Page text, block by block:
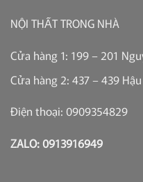
NỘI THẤT TRONG NHÀ
Cửa hàng 1: 199 – 201
Cửa hàng 2: 437 – 439
Điện thoại: 0909354829
ZALO: 0913916949